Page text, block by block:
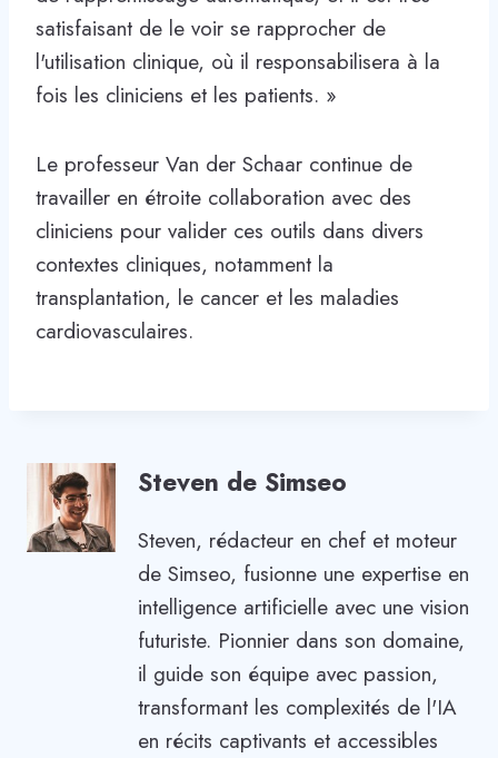
satisfaisant de le voir se rapprocher de
l'utilisation clinique, où il responsabilisera à la
fois les cliniciens et les patients. »
Le professeur Van der Schaar continue de
travailler en étroite collaboration avec des
cliniciens pour valider ces outils dans divers
contextes cliniques, notamment la
transplantation, le cancer et les maladies
cardiovasculaires.
Steven de Simseo
Steven, rédacteur en chef et moteur
de Simseo, fusionne une expertise en
intelligence artificielle avec une vision
futuriste. Pionnier dans son domaine,
il guide son équipe avec passion,
transformant les complexités de l'IA
en récits captivants et accessibles